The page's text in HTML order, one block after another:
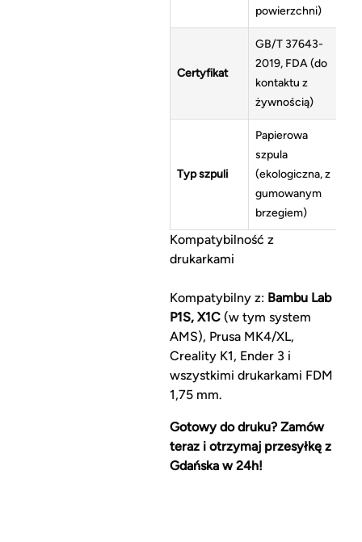
powierzchni)
Certyfikat
GB/T 37643-
2019, FDA (do
kontaktu z
żywnością)
Typ szpuli
Papierowa
szpula
(ekologiczna, z
gumowanym
brzegiem)
Kompatybilność z
drukarkami
Kompatybilny z: Bambu Lab
P1S, X1C(w tym system
AMS), Prusa MK4/XL,
Creality K1, Ender 3 i
wszystkimi drukarkami FDM
1,75 mm.
Gotowy do druku? Zamów
teraz i otrzymaj przesyłkę z
Gdańska w 24h!